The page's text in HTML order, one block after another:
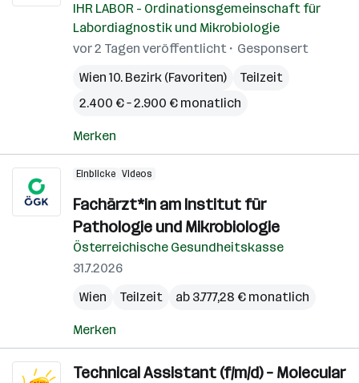
IHR LABOR - Ordinationsgemeinschaft für
Labordiagnostik und Mikrobiologie
vor 2 Tagen veröffentlicht
Gesponsert
Wien 10. Bezirk (Favoriten)
Teilzeit
2.400 € – 2.900 € monatlich
Merken
Einblicke Videos
Fachärzt*in am Institut für
Pathologie und Mikrobiologie
Österreichische Gesundheitskasse
31.7.2026
Wien
Teilzeit ab 3.777,28 € monatlich
Merken
Technical Assistant (f/m/d) – Molecular